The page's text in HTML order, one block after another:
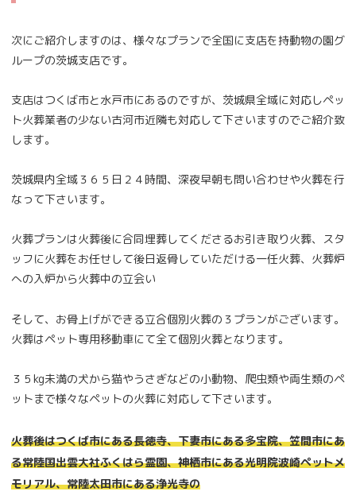
次にご紹介しますのは、様々なプランで全国に支店を持動物の園グ
ループの茨城支店です。
支店はつくば市と水戸市にあるのですが、茨城県全域に対応しペッ
ト火葬業者の少ない古河市近隣も対応して下さいますのでご紹介致
します。
茨城県内全域３６５日２４時間、深夜早朝も問い合わせや火葬を行
なって下さいます。
火葬プランは火葬後に合同埋葬してくださるお引き取り火葬、スタ
ッフに火葬をお任せして後日返骨していただける一任火葬、火葬炉
への入炉から火葬中の立会い
そして、お骨上げができる立合個別火葬の３プランがございます。
火葬はペット専用移動車にて全て個別火葬となります。
３５kg未満の犬から猫やうさぎなどの小動物、爬虫類や両生類のペ
ットまで様々なペットの火葬に対応して下さいます。
火葬後はつくば市にある長徳寺、下妻市にある多宝院、笠間市にあ
る常陸国出雲大社ふくはら霊園、神栖市にある光明院波崎ペットメ
モリアル、常陸太田市にある浄光寺の